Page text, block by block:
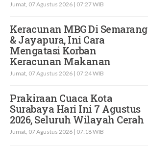
Jumat, 07 Agustus 2026 | 07:27 WIB
Keracunan MBG Di Semarang
& Jayapura, Ini Cara
Mengatasi Korban
Keracunan Makanan
Jumat, 07 Agustus 2026 | 07:24 WIB
Prakiraan Cuaca Kota
Surabaya Hari Ini 7 Agustus
2026, Seluruh Wilayah Cerah
Jumat, 07 Agustus 2026 | 07:18 WIB